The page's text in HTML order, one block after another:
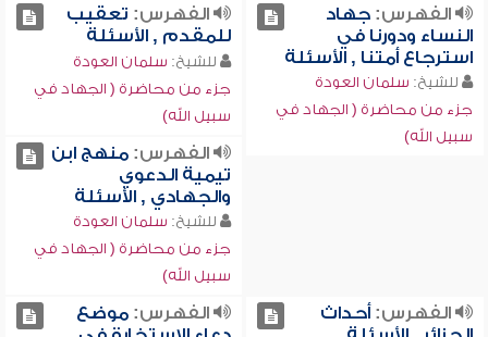
الفهرس:جهاد
النساء ودورنا في
استرجاع أمتنا , الأسئلة
للشيخ: سلمان العودة
جزء من محاضرة ( الجهاد في
سبيل الله)
الفهرس: تعقيب
للمقدم , الأسئلة
للشيخ: سلمان العودة
جزء من محاضرة ( الجهاد في
سبيل الله)
الفهرس:منهج ابن
تيمية الدعوي
والجهادي , الأسئلة
للشيخ: سلمان العودة
جزء من محاضرة ( الجهاد في
سبيل الله)
الفهرس:أحداث
الفهرس:موضع